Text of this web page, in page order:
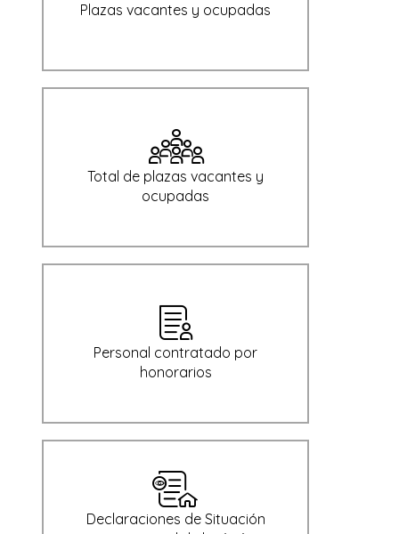
Plazas vacantes y ocupadas
Total de plazas vacantes y
ocupadas
Personal contratado por
honorarios
Declaraciones de Situación